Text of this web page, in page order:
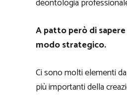
deontologia
A patto però di
modo strategico.
Ci sono molti elementi
più importanti della